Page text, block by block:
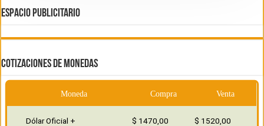
ESPACIO PUBLICITARIO
COTIZACIONES DE MONEDAS
Moneda Compra Venta
Dólar Oficial + $ 1470,00 $ 1520,00